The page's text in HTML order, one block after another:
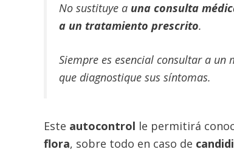
No sustituye a una consulta
a un tratamiento prescrito.
Siempre es esencial consultar a
que diagnostique sus síntomas.
Este autocontrol le permitirá
flora, sobre todo en caso de